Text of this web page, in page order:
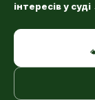
інтересів у суді